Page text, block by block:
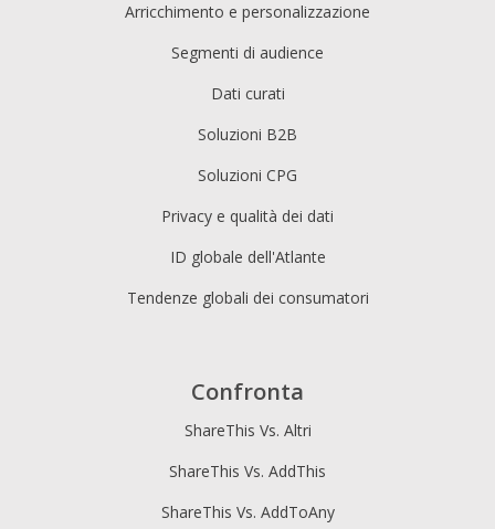
Arricchimento e personalizzazione
Segmenti di audience
Dati curati
Soluzioni B2B
Soluzioni CPG
Privacy e qualità dei dati
ID globale dell'Atlante
Tendenze globali dei consumatori
Confronta
ShareThis Vs. Altri
ShareThis Vs. AddThis
ShareThis Vs. AddToAny